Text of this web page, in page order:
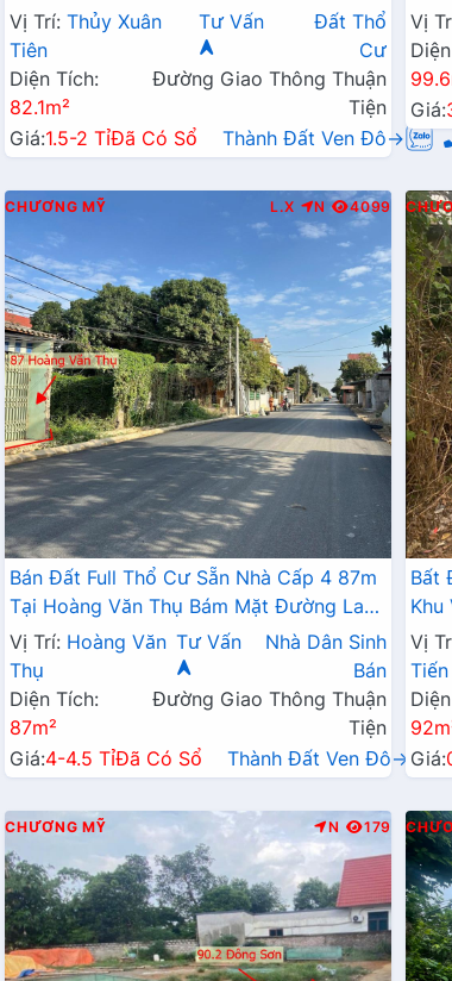
Đất Sát Trục Chính Kinh Doanh Liên Xã
Gần QL21A
Vị Trí: Thủy Xuân
Tiên
Tư Vấn
Đất Thổ
Cư
Diện Tích:
82.1m²
Đường Giao Thông Thuận
Tiện
Giá:1.5-2 TỉĐã Có Sổ Thành Đất Ven Đô→
Vị
Giá:
CHƯƠNG MỸ L.X N 4099
Bán Đất Full Thổ Cư Sẵn Nhà Cấp 4 87m
Tại Hoàng Văn Thụ Bám Mặt Đường La
Thành Ngay Sát QL21A
Vị Trí: Hoàng Văn
Thụ
Tư Vấn
Nhà Dân Sinh
Bán
Diện Tích:
87m²
Đường Giao Thông Thuận
Tiện
Giá:4-4.5 TỉĐã Có Sổ Thành Đất Ven Đô→
Bất
Khu
Vị
Tiến
Giá:
CHƯƠNG MỸ N 179